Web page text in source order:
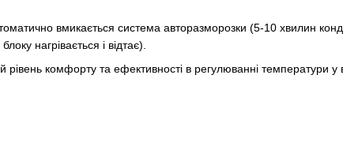
вмикається система авторазморозки (5-10 хвилин
нагрівається і відтає).
комфорту та ефективності в регулюванні температури